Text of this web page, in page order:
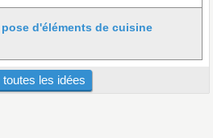
d'éléments de cuisine
toutes les idées